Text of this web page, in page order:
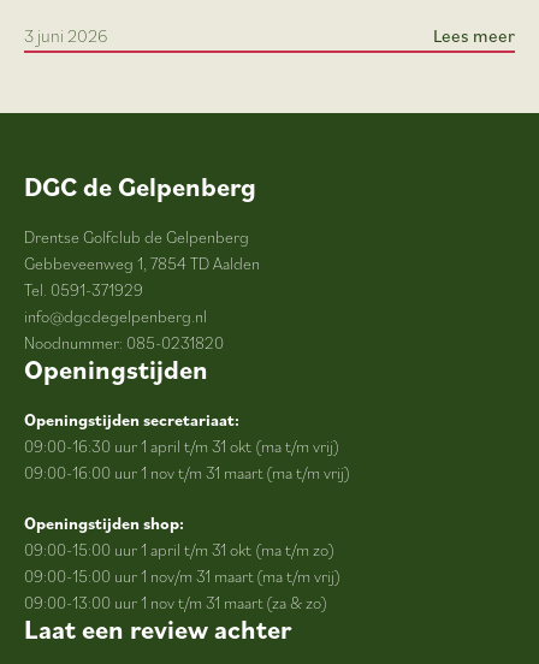
3 juni 2026 Lees meer
DGC de Gelpenberg
Drentse Golfclub de Gelpenberg
Gebbeveenweg 1, 7854 TD Aalden
Tel. 0591-371929
info@dgcdegelpenberg.nl
Noodnummer: 085-0231820
Openingstijden
Openingstijden secretariaat:
09:00-16:30 uur 1 april t/m 31 okt (ma t/m vrij)
09:00-16:00 uur 1 nov t/m 31 maart (ma t/m vrij)
Openingstijden shop:
09:00-15:00 uur 1 april t/m 31 okt (ma t/m zo)
09:00-15:00 uur 1 nov/m 31 maart (ma t/m vrij)
09:00-13:00 uur 1 nov t/m 31 maart (za & zo)
Laat een review achter